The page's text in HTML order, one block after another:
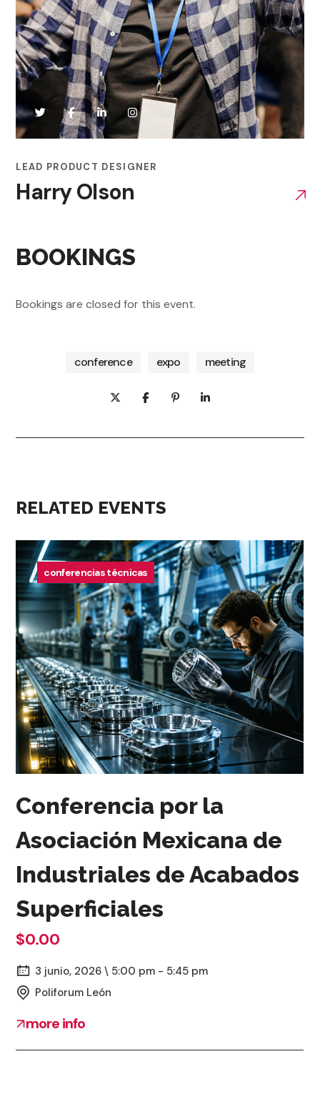
LEAD PRODUCT DESIGNER
Harry Olson
BOOKINGS
Bookings are closed for this event.
conference expo meeting
RELATED EVENTS
conferencias técnicas
Conferencia por la
Asociación Mexicana de
Industriales de Acabados
Superficiales
$0.00
3 junio, 2026 \ 5:00 pm - 5:45 pm
Poliforum León
more info